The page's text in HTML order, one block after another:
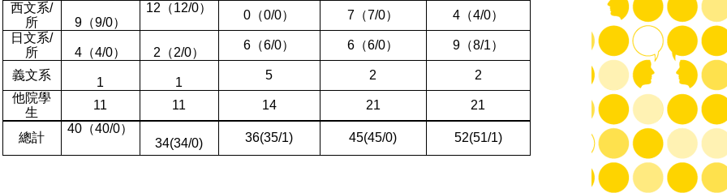
西文系/
所
9 （9/0）
12 （12/0）
0 （0/0） 7 （7/0） 4（4/0）
日文系/
所
4 （4/0） 2 （2/0）
6 （6/0） 6 （6/0） 9（8/1）
義文系
1 1
5 2
2
他院學
生
11 11 14 21 21
總計
40 （40/0）
34(34/0)
36(35/1) 45(45/0) 52(51/1)